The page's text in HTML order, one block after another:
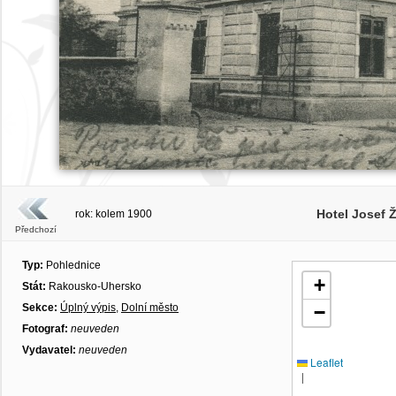
Předchozí
rok: kolem 1900 Hotel Josef
Typ: Pohlednice
Stát: Rakousko-Uhersko
Sekce: Úplný výpis, Dolní město
Fotograf: neuveden
Vydavatel: neuveden
+
−
Leaflet
|